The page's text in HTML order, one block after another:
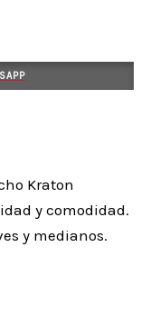
Kraton
y comodidad.
y medianos.